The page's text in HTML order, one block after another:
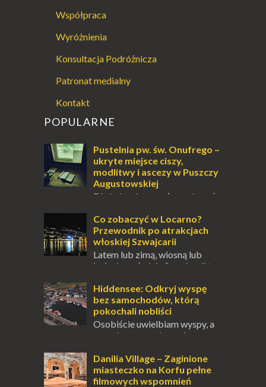
Współpraca
Wyróżnienia
Konsultacja Podróżnicza
Patronat medialny
Kontakt
POPULARNE
Pustelnia pw. św. Onufrego –
ukryte miejsce ciszy,
modlitwy i ascezy w Puszczy
Augustowskiej
Dla jednych to może wydawać
przetrwania lub romantycznym życiem. Dla
innych to nieustanne przebywanie z B...
Co zobaczyć w Locarno?
Przewodnik po atrakcjach
włoskiej Szwajcarii
Latem lub zimą, wiosną lub
jesienią, południe Szwajcarii to
odwiedzić. Moja zimowa podróż do
Locarno gwara...
Hiddensee: Odkryj wyspę
bez samochodów, którą
pokochali nobliści
Osobiście uwielbiam wyspy, a
uczucie otoczenia wodą
pośrodku Bałtyku? To zawsze brzmi jak
doskonał...
Danilia Village – Zaginione
miasteczko na Korfu pełne
filmowych wspomnień